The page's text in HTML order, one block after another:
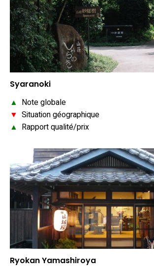
Syaranoki
▲ Note globale
▼ Situation géographique
▲ Rapport qualité/prix
Ryokan Yamashiroya